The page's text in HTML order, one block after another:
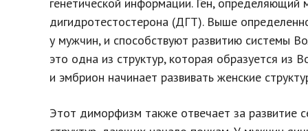
генетической информации. Ген,
дигидротестостерона (ДГТ). Выше
у мужчин, и способствуют развитию системы
это одна из структур, которая образуется из
и эмбрион начинает развивать женские
Этот диморфизм также отвечает за развитие